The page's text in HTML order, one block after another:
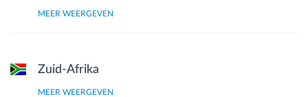
MEER WEERGEVEN
Zuid-Afrika
MEER WEERGEVEN